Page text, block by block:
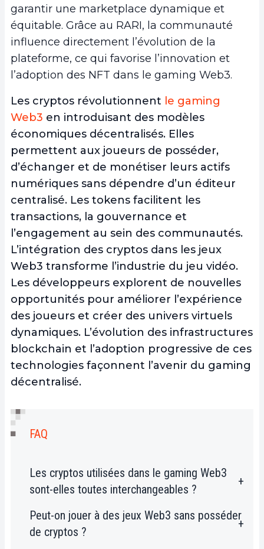
garantir une marketplace dynamique et
équitable. Grâce au RARI, la communauté
influence directement l’évolution de la
plateforme, ce qui favorise l’innovation et
l’adoption des NFT dans le gaming Web3.
Les cryptos révolutionnent le gaming
Web3 en introduisant des modèles
économiques décentralisés. Elles
permettent aux joueurs de posséder,
d’échanger et de monétiser leurs actifs
numériques sans dépendre d’un éditeur
centralisé. Les tokens facilitent les
transactions, la gouvernance et
l’engagement au sein des communautés.
L’intégration des cryptos dans les jeux
Web3 transforme l’industrie du jeu vidéo.
Les développeurs explorent de nouvelles
opportunités pour améliorer l’expérience
des joueurs et créer des univers virtuels
dynamiques. L’évolution des infrastructures
blockchain et l’adoption progressive de ces
technologies façonnent l’avenir du gaming
décentralisé.
FAQ
Les cryptos utilisées dans le gaming Web3
sont-elles toutes interchangeables ?
Non, chaque jeu utilise des cryptos
spécifiques avec des rôles distincts.
Peut-on jouer à des jeux Web3 sans posséder
de cryptos ?